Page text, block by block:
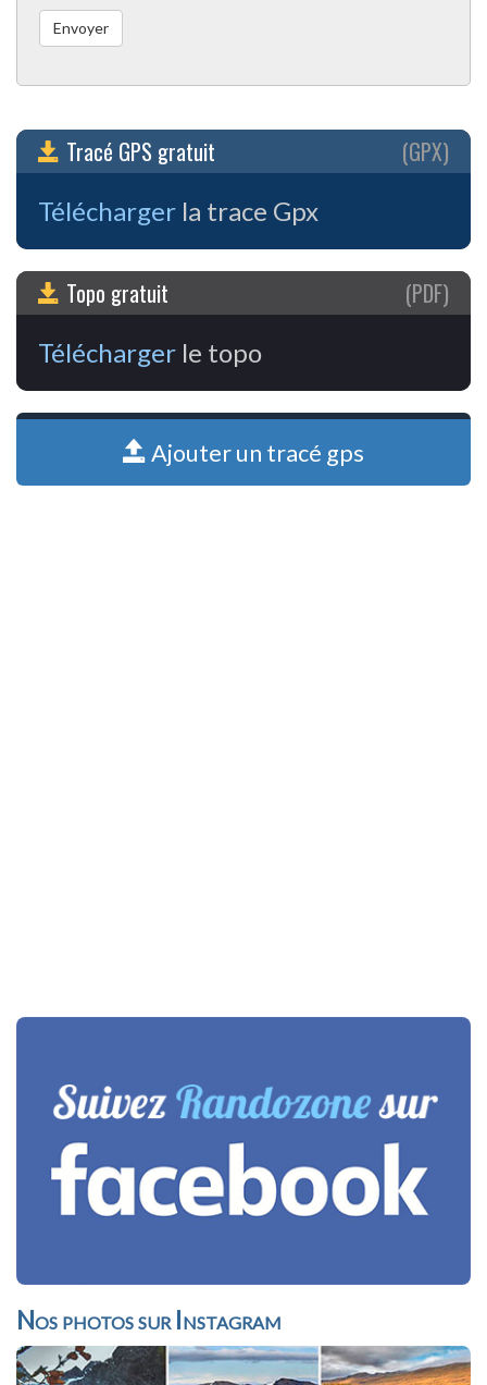
Tracé GPS gratuit (GPX)
Télécharger la trace Gpx
Topo gratuit (PDF)
Télécharger le topo
Ajouter un tracé gps
Nos photos sur Instagram